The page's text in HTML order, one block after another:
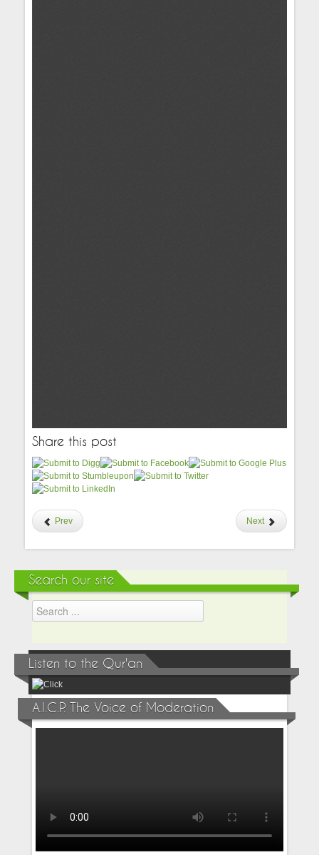
Share this post
Prev Next
Search our site
Listen to the Qur'an
A.I.C.P. The Voice of Moderation